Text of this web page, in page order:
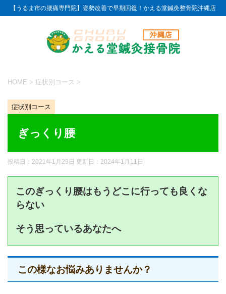
【うるま市の腰痛専門院】姿勢改善で早期回復！かえる堂鍼灸整骨院沖縄店
HOME > 症状別コース >
症状別コース
ぎっくり腰
投稿日：2021年1月29日 更新日： 2024年1月11日
このぎっくり腰はもうどこに行っても良くな
らない
そう思っているあなたへ
この様なお悩みありませんか？